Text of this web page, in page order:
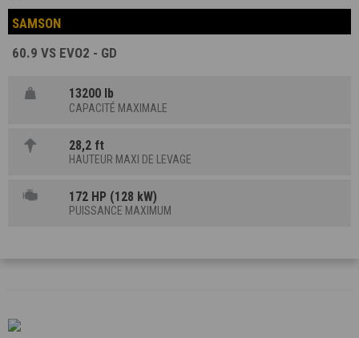
SAMSON
60.9 VS EVO2 - GD
13200 lb
CAPACITÉ MAXIMALE
28,2 ft
HAUTEUR MAXI DE LEVAGE
172 HP (128 kW)
PUISSANCE MAXIMUM